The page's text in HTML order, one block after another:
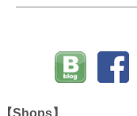
【Shops】